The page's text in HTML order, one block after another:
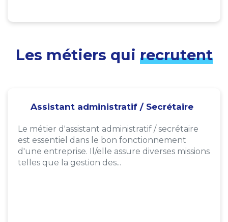
Les métiers qui recrutent
Assistant administratif / Secrétaire
Le métier d'assistant administratif / secrétaire
est essentiel dans le bon fonctionnement
d'une entreprise. Il/elle assure diverses missions
telles que la gestion des...